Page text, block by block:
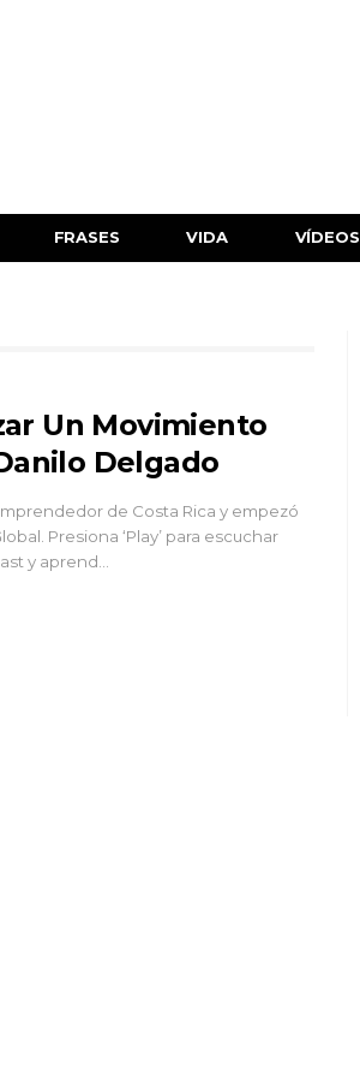
FRASES VIDA VÍDEOS
Un Movimiento
Delgado
de Costa Rica y empezó
Presiona ‘Play’ para escuchar
y aprend…